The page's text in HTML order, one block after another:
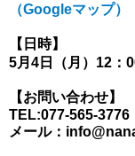
（Googleマップ）
【日時】
5月4日（月）12：
【お問い合わせ】
TEL:077-565-3776
メール：